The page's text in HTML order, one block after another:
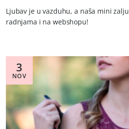
Ljubav je u vazduhu, a naša mini
radnjama i na webshopu!
3
NOV